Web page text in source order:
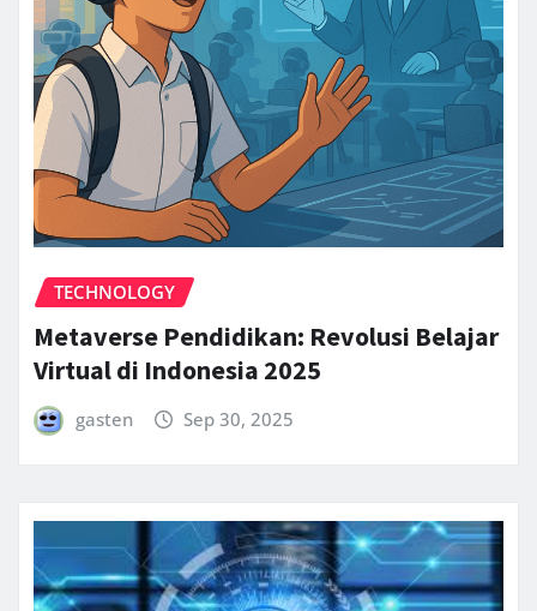
TECHNOLOGY
Metaverse Pendidikan: Revolusi Belajar
Virtual di Indonesia 2025
gasten Sep 30, 2025